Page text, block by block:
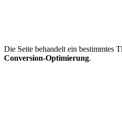
Die Seite behandelt ein bestimmtes
Conversion-Optimierung.